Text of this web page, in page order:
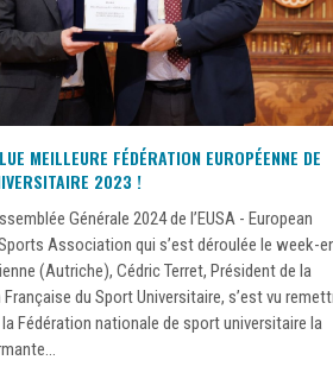
MEILLEURE FÉDÉRATION EUROPÉENNE DE
2023 !
Générale 2024 de l’EUSA - European
Association qui s’est déroulée le week-
(Autriche), Cédric Terret, Président de la
Française du Sport Universitaire, s’est vu
la Fédération nationale de sport universitaire la